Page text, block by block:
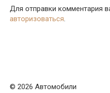
Для отправки комментария
авторизоваться.
© 2026 Автомобили